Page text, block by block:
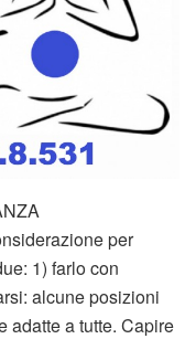
per
1) farlo con
alcune posizioni
adatte a tutte. Capire